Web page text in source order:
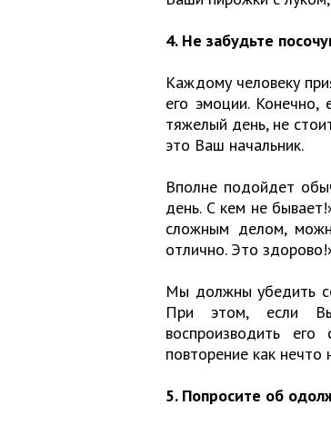
4. Не забудьте
Каждому человеку
его эмоции. Конечно,
тяжелый день, не
это Ваш начальник.
Вполне подойдет
день. С кем не
сложным делом,
отлично. Это
Мы должны убедить
При этом, если
воспроизводить
повторение как нечто
5. Попросите об